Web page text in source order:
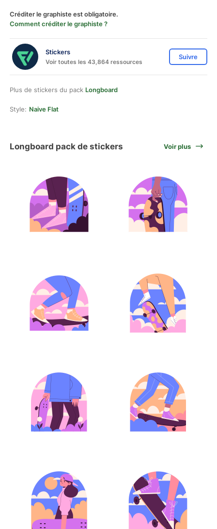
Créditer le graphiste est obligatoire.
Comment créditer le graphiste ?
Stickers
Voir toutes les 43,864 ressources
Suivre
Plus de stickers du pack Longboard
Style: Naive Flat
Longboard pack de stickers Voir plus